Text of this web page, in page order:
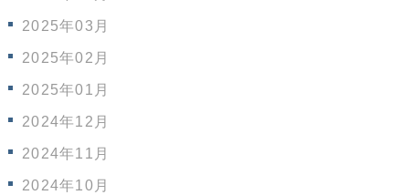
2025年03月
2025年02月
2025年01月
2024年12月
2024年11月
2024年10月